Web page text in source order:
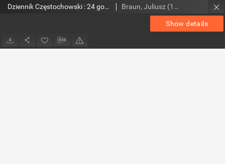
Show details
Dziennik Częstochowski : 24 godziny, 1991, R.2, nr 238 Braun, Juliusz (1948- ). Red.